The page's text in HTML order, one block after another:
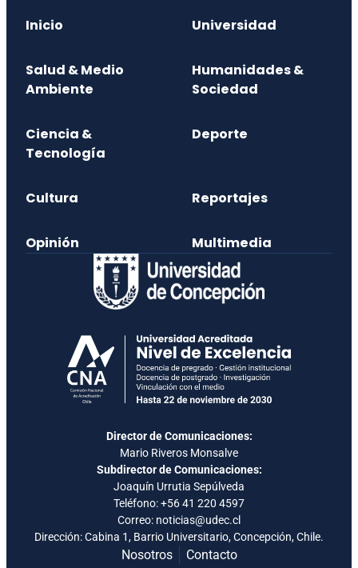
Inicio Universidad
Salud & Medio
Ambiente
Humanidades &
Sociedad
Ciencia &
Tecnología
Deporte
Cultura Reportajes
Opinión Multimedia
Director de Comunicaciones:
Mario Riveros Monsalve
Subdirector de Comunicaciones:
Joaquín Urrutia Sepúlveda
Teléfono:+56 41 220 4597
Correo: noticias@udec.cl
Dirección: Cabina 1, Barrio Universitario, Concepción, Chile.
Nosotros Contacto